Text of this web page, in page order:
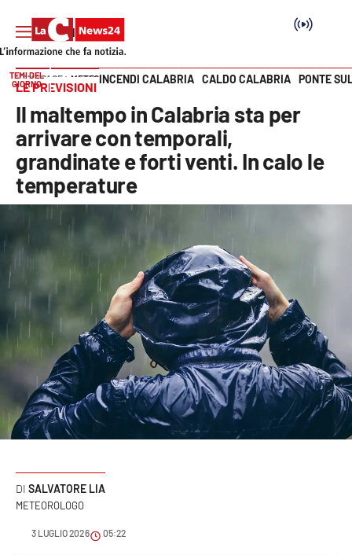
SEZIONI
Cronaca
Politica
Economia e lavoro
Italia Mondo
Sanità
Sport
Cultura
Podcast
Vai
TEMI DEL
GIORNO
INCENDI CALABRIA CALDO CALABRIA PONTE
HOME PAGE METEO
LE PREVISIONI
Il maltempo in Calabria sta per
arrivare con temporali,
grandinate e forti venti. In calo le
temperature
SALVATORE LIA
METEOROLOGO
3 LUGLIO 2026 05:22